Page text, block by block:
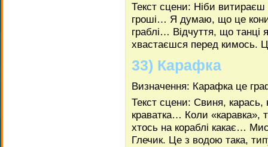
Текст сцени: Ніби
гроші… Я думаю, що це
граблі… Відчуття, що
хвастаєшся перед кимось.
33) Карафка
Визначення: Карафка це
Текст сцени: Свиня,
краватка… Коли «каравка»,
хтось на кораблі какає…
Глечик. Це з водою така,